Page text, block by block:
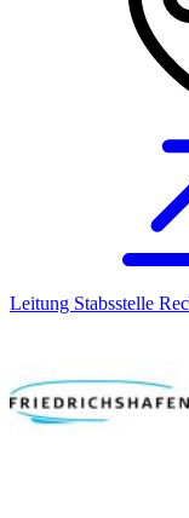
Leitung Stabsstelle